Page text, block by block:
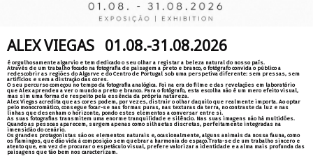
ALEX VIEGAS 01.08.-31.08.2026
é orgulhosamente algarvio e tem dedicado o seu olhar a registar a beleza natural do nosso país.
Através de um trabalho focado na fotografia de paisagem a preto e branco, o fotógrafo convida o público a
redescobrir as regiões do Algarve e do Centro de Portugal sob uma perspetiva diferente: sem pressas, sem
artifícios e sem a distração das cores.
O seu percurso começou no tempo da fotografia analógica. Foi na era do filme e das revelações em laboratório
que Alex aprendeu a ver o mundo a preto e branco. Para o fotógrafo, esta escolha não é um mero efeito visual,
mas sim uma forma de respeito pela essência da própria natureza.
Alex Viegas acredita que as cores podem, por vezes, distrair o olhar daquilo que realmente importa. Ao optar
pelo monocromático, consegue focar-se nas formas puras, nas texturas da terra, no contraste da luz e nas
linhas que desenham o horizonte, pondo estes elementos a conversar entre si.
As suas fotografias transmitem uma enorme tranquilidade e silêncio. Nas suas imagens não há multidões.
Quando as pessoas aparecem, surgem apenas como silhuetas discretas, perfeitamente integradas na
imensidão do cenário.
Os grandes protagonistas são os elementos naturais e, ocasionalmente, alguns animais da nossa fauna, como
os flamingos, que dão vida à composição sem quebrar a harmonia do espaço.Trata-se de um trabalho sincero e
atento que, em vez de procurar o espetáculo visual, prefere valorizar a identidade e a alma mais profunda das
paisagens que tão bem nos caracterizam.